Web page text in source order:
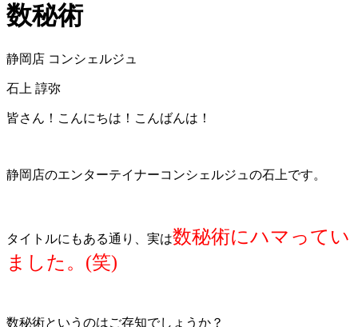
数秘術
静岡店 コンシェルジュ
石上 諄弥
皆さん！こんにちは！こんばんは！
静岡店のエンターテイナーコンシェルジュの石上です。
タイトルにもある通り、実は数秘術にハマってい
ました。(笑)
数秘術というのはご存知でしょうか？